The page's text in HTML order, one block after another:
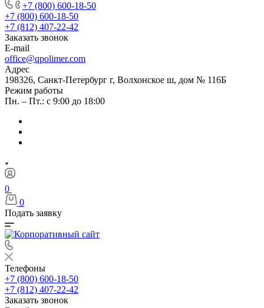
+7 (800) 600-18-50
+7 (800) 600-18-50
+7 (812) 407-22-42
Заказать звонок
E-mail
office@qpolimer.com
Адрес
198326, Санкт-Петербург г, Волхонское ш, дом № 116Б
Режим работы
Пн. – Пт.: с 9:00 до 18:00
0
0
Подать заявку
Телефоны
+7 (800) 600-18-50
+7 (812) 407-22-42
Заказать звонок